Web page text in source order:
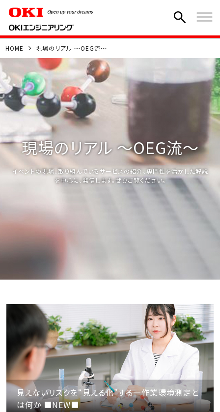
HOME 現場のリアル ～OEG流～
現場のリアル ～OEG流～
イベントの現場、取り組んでいるサービスの紹介、専門性を活かした解説
を中心に、発信します。ぜひご覧ください。
見えないリスクを“見える化”する—作業環境測定と
は何か ■NEW■